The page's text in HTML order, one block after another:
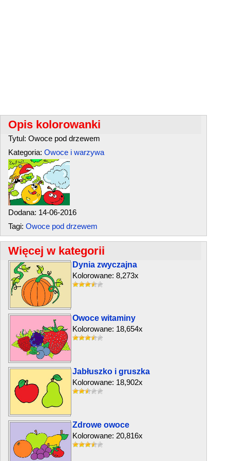
Opis kolorowanki
Tytul: Owoce pod drzewem
Kategoria: Owoce i warzywa
Dodana: 14-06-2016
Tagi: Owoce pod drzewem
Więcej w kategorii
Dynia zwyczajna
Kolorowane: 8,273x
Owoce witaminy
Kolorowane: 18,654x
Jabłuszko i gruszka
Kolorowane: 18,902x
Zdrowe owoce
Kolorowane: 20,816x